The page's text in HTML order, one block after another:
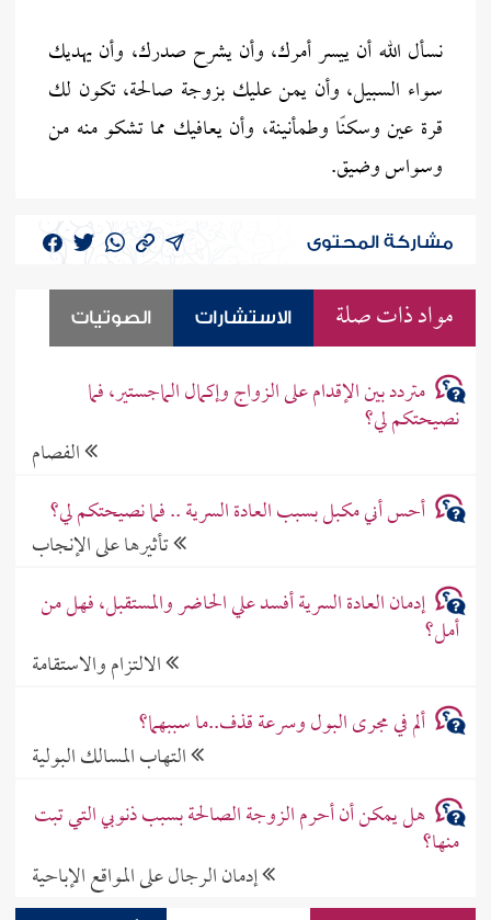
نسأل الله أن ييسر أمرك، وأن يشرح صدرك، وأن يهديك
سواء السبيل، وأن يمن عليك بزوجة صالحة، تكون لك
قرة عين وسكنًا وطمأنينة، وأن يعافيك مما تشكو منه من
وسواس وضيق.
مشاركة المحتوى
مواد ذات صلة الاستشارات الصوتيات
متردد بين الإقدام على الزواج وإكمال الماجستير، فما
نصيحتكم لي؟
الفصام
أحس أني مكبل بسبب العادة السرية .. فما نصيحتكم لي؟
تأثيرها على الإنجاب
إدمان العادة السرية أفسد علي الحاضر والمستقبل، فهل من
أمل؟
الالتزام والاستقامة
ألم في مجرى البول وسرعة قذف..ما سببهما؟
التهاب المسالك البولية
هل يمكن أن أحرم الزوجة الصالحة بسبب ذنوبي التي تبت
منها؟
إدمان الرجال على المواقع الإباحية